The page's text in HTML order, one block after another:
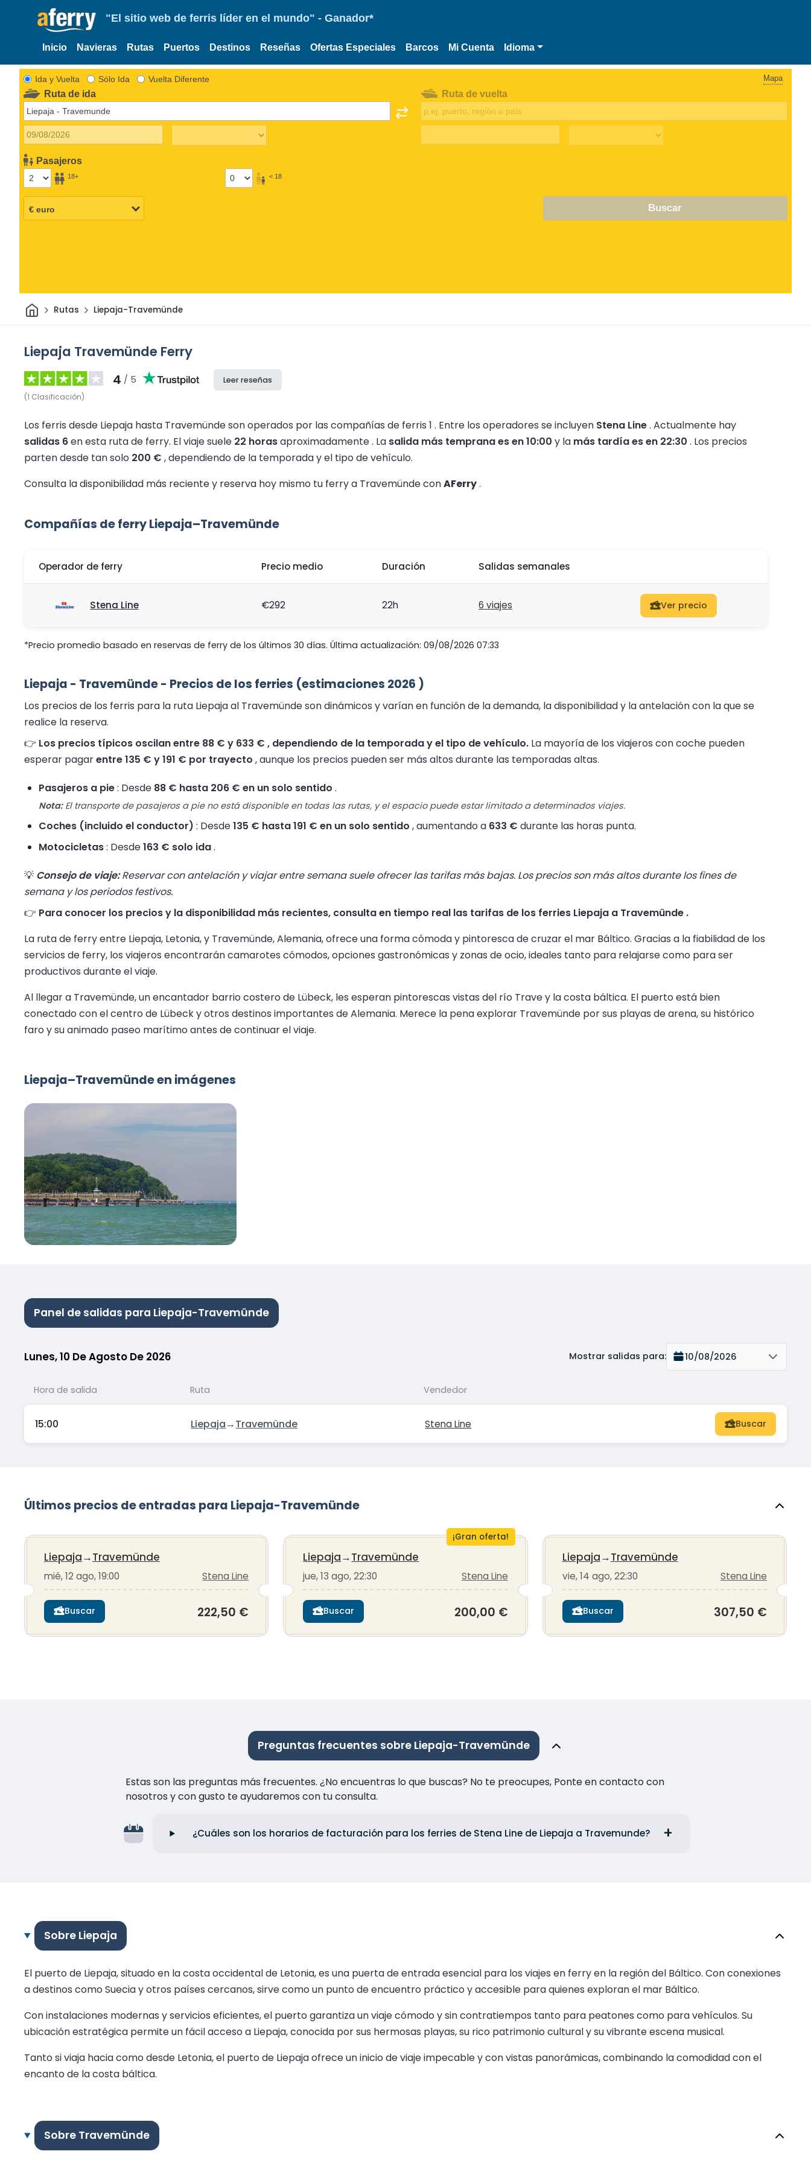
"El sitio web de ferris líder en el mundo" - Ganador*
Inicio Navieras Rutas Puertos Destinos Reseñas Ofertas Especiales Barcos Mi Cuenta Idioma
Ida y Vuelta Sólo Ida Vuelta Diferente Mapa
Ruta de ida
Pasajeros
18+ < 18
Ruta de vuelta
Buscar
InicioRutas Liepaja-Travemünde
Liepaja Travemünde Ferry
4 / 5
(1 Clasificación)
Leer reseñas
Los ferris desde Liepaja hasta Travemünde son operados por las compañías de ferris 1 . Entre los operadores se incluyen Stena Line. Actualmente hay
salidas 6en esta ruta de ferry. El viaje suele 22 horasaproximadamente . La salida más temprana es en 10:00 y la más tardía es en 22:30 . Los precios
parten desde tan solo 200 € , dependiendo de la temporada y el tipo de vehículo.
Consulta la disponibilidad más reciente y reserva hoy mismo tu ferry a Travemünde conAFerry.
Compañías de ferry Liepaja–Travemünde
Operador de ferry Precio medio Duración Salidas semanales
Stena Line €292 22h 6 viajes Ver precio
*Precio promedio basado en reservas de ferry de los últimos 30 días. Última actualización: 09/08/2026 07:33
Liepaja - Travemünde - Precios de los ferries (estimaciones 2026 )
Los precios de los ferris para la ruta Liepaja al Travemünde son dinámicos y varían en función de la demanda, la disponibilidad y la antelación con la que se
realice la reserva.
👉 Los precios típicos oscilan entre 88 € y 633 € , dependiendo de la temporada y el tipo de vehículo. La mayoría de los viajeros con coche pueden
esperar pagarentre 135 € y 191 € por trayecto , aunque los precios pueden ser más altos durante las temporadas altas.
Pasajeros a pie: Desde 88 € hasta 206 € en un solo sentido .
Nota:El transporte de pasajeros a pie no está disponible en todas las rutas, y el espacio puede estar limitado a determinados viajes.
Coches (incluido el conductor) : Desde135 € hasta 191 € en un solo sentido , aumentando a 633 € durante las horas punta.
Motocicletas: Desde163 € solo ida.
💡 Consejo de viaje:Reservar con antelación y viajar entre semana suele ofrecer las tarifas más bajas. Los precios son más altos durante los fines de
semana y los periodos festivos.
👉 Para conocer los precios y la disponibilidad más recientes, consulta en tiempo real las tarifas de los ferries Liepaja a Travemünde .
La ruta de ferry entre Liepaja, Letonia, y Travemünde, Alemania, ofrece una forma cómoda y pintoresca de cruzar el mar Báltico. Gracias a la fiabilidad de los
servicios de ferry, los viajeros encontrarán camarotes cómodos, opciones gastronómicas y zonas de ocio, ideales tanto para relajarse como para ser
productivos durante el viaje.
Al llegar a Travemünde, un encantador barrio costero de Lübeck, les esperan pintorescas vistas del río Trave y la costa báltica. El puerto está bien
conectado con el centro de Lübeck y otros destinos importantes de Alemania. Merece la pena explorar Travemünde por sus playas de arena, su histórico
faro y su animado paseo marítimo antes de continuar el viaje.
Liepaja–Travemünde en imágenes
Panel de salidas para Liepaja-Travemünde
Lunes, 10 De Agosto De 2026 Mostrar salidas para: 10/08/2026
Hora de salida Ruta Vendedor
15:00 Liepaja→Travemünde Stena Line Buscar
Últimos precios de entradas para Liepaja-Travemünde
Liepaja→Travemünde
mié, 12 ago, 19:00 Stena Line
Buscar 222,50 €
¡Gran oferta!
Liepaja→Travemünde
jue, 13 ago, 22:30 Stena Line
Buscar 200,00 €
Liepaja→Travemünde
vie, 14 ago, 22:30 Stena Line
Buscar 307,50 €
Preguntas frecuentes sobre Liepaja-Travemünde
Estas son las preguntas más frecuentes. ¿No encuentras lo que buscas? No te preocupes, Ponte en contacto con
nosotros y con gusto te ayudaremos con tu consulta.
¿Cuáles son los horarios de facturación para los ferries de Stena Line de Liepaja a Travemunde?
Sobre Liepaja
El puerto de Liepaja, situado en la costa occidental de Letonia, es una puerta de entrada esencial para los viajes en ferry en la región del Báltico. Con conexiones
a destinos como Suecia y otros países cercanos, sirve como un punto de encuentro práctico y accesible para quienes exploran el mar Báltico.
Con instalaciones modernas y servicios eficientes, el puerto garantiza un viaje cómodo y sin contratiempos tanto para peatones como para vehículos. Su
ubicación estratégica permite un fácil acceso a Liepaja, conocida por sus hermosas playas, su rico patrimonio cultural y su vibrante escena musical.
Tanto si viaja hacia como desde Letonia, el puerto de Liepaja ofrece un inicio de viaje impecable y con vistas panorámicas, combinando la comodidad con el
encanto de la costa báltica.
Sobre Travemünde